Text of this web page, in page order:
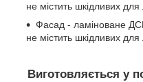
не містить шкідливих
Фасад - ламіноване
не містить шкідливих
Виготовляється у